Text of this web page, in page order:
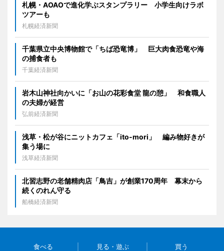
札幌・AOAOで進化学ぶスタンプラリー 小学生向けラボ
ツアーも
札幌経済新聞
千葉県立中央博物館で「ちば恐竜博」 巨大肉食恐竜や海
の捕食者も
千葉経済新聞
岩木山神社向かいに「お山の花彩食堂 龍の憩」 和食職人
の夫婦が経営
弘前経済新聞
浅草・松が谷にニットカフェ「ito-mori」 編み物好きが
集う場に
浅草経済新聞
北習志野の老舗精肉店「鳥吉」が創業170周年 幕末から
続くのれん守る
船橋経済新聞
食べる 見る・遊ぶ 買う